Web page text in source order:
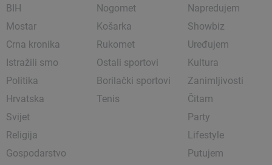
BIH
Mostar
Crna kronika
Istražili smo
Politika
Hrvatska
Svijet
Religija
Gospodarstvo
Nogomet
Košarka
Rukomet
Ostali sportovi
Borilački sportovi
Tenis
Napredujem
Showbiz
Uređujem
Kultura
Zanimljivosti
Čitam
Party
Lifestyle
Putujem